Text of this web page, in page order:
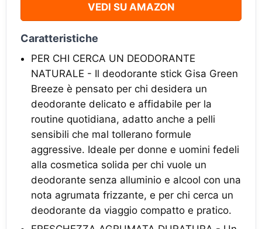
VEDI SU AMAZON
Caratteristiche
PER CHI CERCA UN DEODORANTE
NATURALE - Il deodorante stick Gisa Green
Breeze è pensato per chi desidera un
deodorante delicato e affidabile per la
routine quotidiana, adatto anche a pelli
sensibili che mal tollerano formule
aggressive. Ideale per donne e uomini fedeli
alla cosmetica solida per chi vuole un
deodorante senza alluminio e alcool con una
nota agrumata frizzante, e per chi cerca un
deodorante da viaggio compatto e pratico.